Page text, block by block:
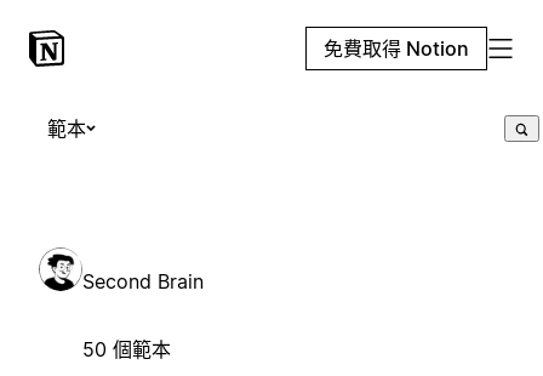
免費取得 Notion
範本
Second Brain
50 個範本